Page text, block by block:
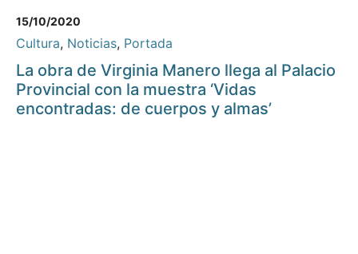
15/10/2020
Cultura, Noticias, Portada
La obra de Virginia Manero llega al Palacio
Provincial con la muestra ‘Vidas
encontradas: de cuerpos y almas’